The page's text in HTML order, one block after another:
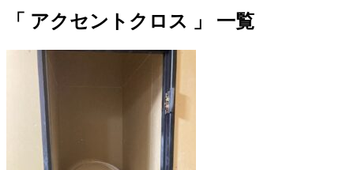
「 アクセントクロス 」 一覧